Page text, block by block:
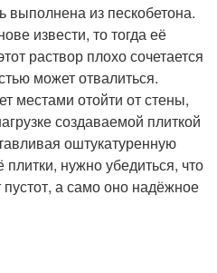
выполнена из пескобетона.
извести, то тогда её
раствор плохо сочетается
может отвалиться.
местами отойти от стены,
создаваемой плиткой
оштукатуренную
плитки, нужно убедиться, что
а само оно надёжное